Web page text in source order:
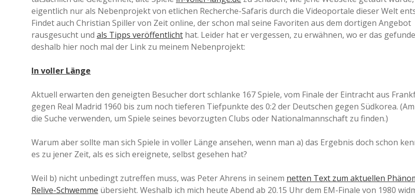
a
d
e
eigentlich nur als Nebenprojekt von etlichen Recherche-Safaris durch die Videoportale dieser Welt
Findet auch Christian Spiller von Zeit online, der schon mal seine Favoriten aus dem dortigen Angebot
rausgesucht und als Tipps veröffentlicht hat. Leider hat er vergessen, zu erwähnen, wo er das
deshalb hier noch mal der Link zu meinem Nebenprojekt:
In voller Länge
Aktuell erwarten den geneigten Besucher dort schlanke 167 Spiele, vom Finale der Eintracht aus
gegen Real Madrid 1960 bis zum noch tieferen Tiefpunkte des 0:2 der Deutschen gegen Südkorea.
die Suche verwenden, um Spiele seines bevorzugten Clubs oder Nationalmannschaft zu finden.)
Warum aber sollte man sich Spiele in voller Länge ansehen, wenn man a) das Ergebnis doch schon
es zu jener Zeit, als es sich ereignete, selbst gesehen hat?
Weil b) nicht unbedingt zutreffen muss, was Peter Ahrens in seinem netten Text zum aktuellen
Relive-Schwemme übersieht. Weshalb ich mich heute Abend ab 20.15 Uhr dem EM-Finale von 1980